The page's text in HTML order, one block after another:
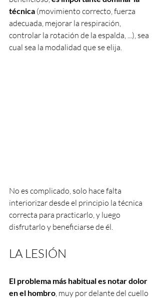
técnica (movimiento correcto, fuerza
adecuada, mejorar la respiración,
controlar la rotación de la espalda, ...), sea
cual sea la modalidad que se elija.
No es complicado, solo hace falta
interiorizar desde el principio la técnica
correcta para practicarlo, y luego
disfrutarlo y beneficiarse de él.
LA LESIÓN
El problema más habitual es notar dolor
en el hombro, muy por delante del cuello